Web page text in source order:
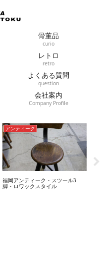
骨董品
curio
レトロ
retro
よくある質問
question
会社案内
Company Profile
アンティーク
福岡アンティーク・スツール3
脚・ロワックスタイル